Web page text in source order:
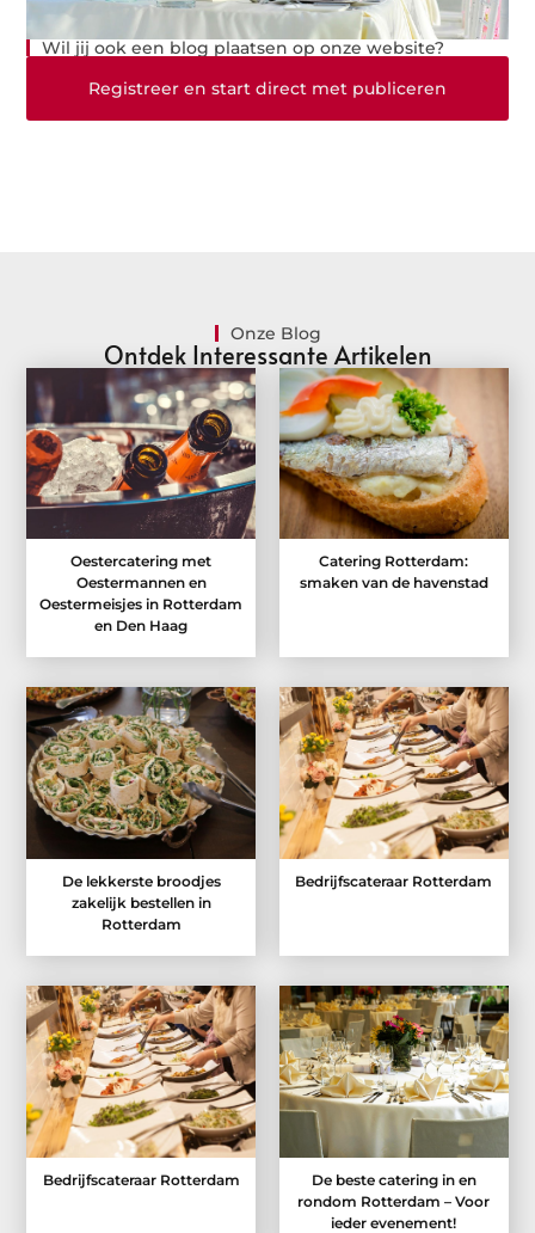
Wil jij ook een blog plaatsen op onze website?
Registreer en start direct met publiceren
Onze Blog
Ontdek Interessante Artikelen
Oestercatering met
Oestermannen en
Oestermeisjes in Rotterdam
en Den Haag
Catering Rotterdam:
smaken van de havenstad
De lekkerste broodjes
zakelijk bestellen in
Rotterdam
Bedrijfscateraar Rotterdam
Bedrijfscateraar Rotterdam
De beste catering in en
rondom Rotterdam – Voor
ieder evenement!